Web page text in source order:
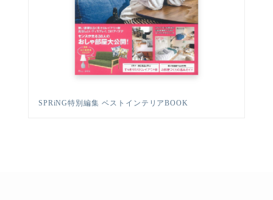
SPRiNG特別編集 ベストインテリアBOOK